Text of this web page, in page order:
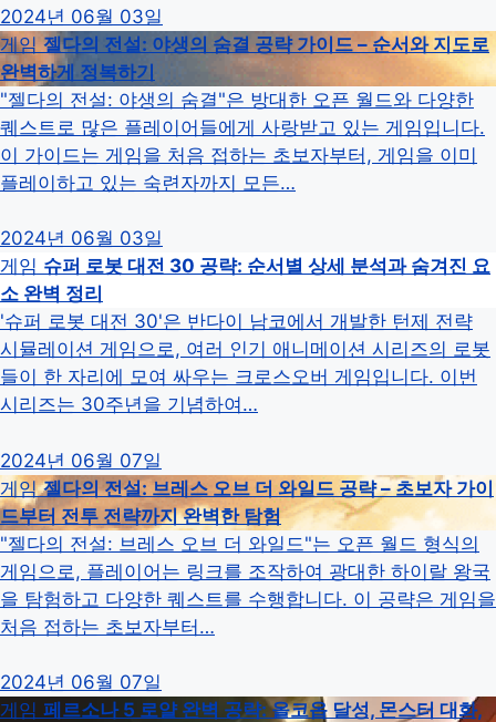
2024년 06월 03일
게임 젤다의 전설: 야생의 숨결 공략 가이드 – 순서와 지도로
완벽하게 정복하기
"젤다의 전설: 야생의 숨결"은 방대한 오픈 월드와 다양한
퀘스트로 많은 플레이어들에게 사랑받고 있는 게임입니다.
이 가이드는 게임을 처음 접하는 초보자부터, 게임을 이미
플레이하고 있는 숙련자까지 모든…
2024년 06월 03일
게임 슈퍼 로봇 대전 30 공략: 순서별 상세 분석과 숨겨진 요
소 완벽 정리
'슈퍼 로봇 대전 30'은 반다이 남코에서 개발한 턴제 전략
시뮬레이션 게임으로, 여러 인기 애니메이션 시리즈의 로봇
들이 한 자리에 모여 싸우는 크로스오버 게임입니다. 이번
시리즈는 30주년을 기념하여…
2024년 06월 07일
게임 젤다의 전설: 브레스 오브 더 와일드 공략 – 초보자 가이
드부터 전투 전략까지 완벽한 탐험
"젤다의 전설: 브레스 오브 더 와일드"는 오픈 월드 형식의
게임으로, 플레이어는 링크를 조작하여 광대한 하이랄 왕국
을 탐험하고 다양한 퀘스트를 수행합니다. 이 공략은 게임을
처음 접하는 초보자부터…
2024년 06월 07일
게임 페르소나 5 로얄 완벽 공략: 올코옵 달성, 몬스터 대화,